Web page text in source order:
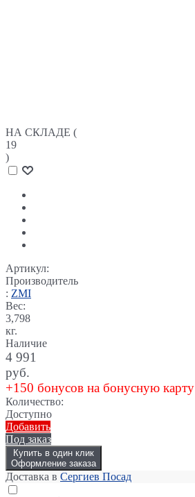
НА СКЛАДЕ (
19
)
Артикул:
Производитель
: ZMI
Вес:
3,798
кг.
Наличие
4 991
руб.
+150 бонусов на бонусную карту
Количество:
Доступно
Добавить
Под заказ
Купить в один клик
Оформление заказа
Доставка в Сергиев Посад